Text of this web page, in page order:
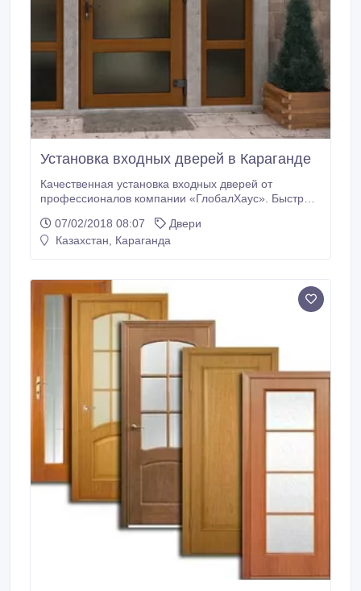
Установка входных дверей в Караганде
Качественная установка входных дверей от
профессионалов компании «ГлобалХаус». Быстро,
07/02/2018 08:07
Двери
Казахстан, Караганда